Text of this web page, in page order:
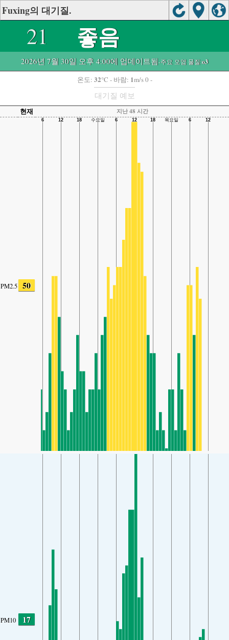
Fuxing의 대기질.
21 좋음
2026년 7월 30일 오후 4:00에 업데이트됨-주요 오염 물질:o3
온도: 32°C - 바람: 1m/s 0 -
대기질 예보
현재 지난 48 시간
PM2.5 50
PM10 17